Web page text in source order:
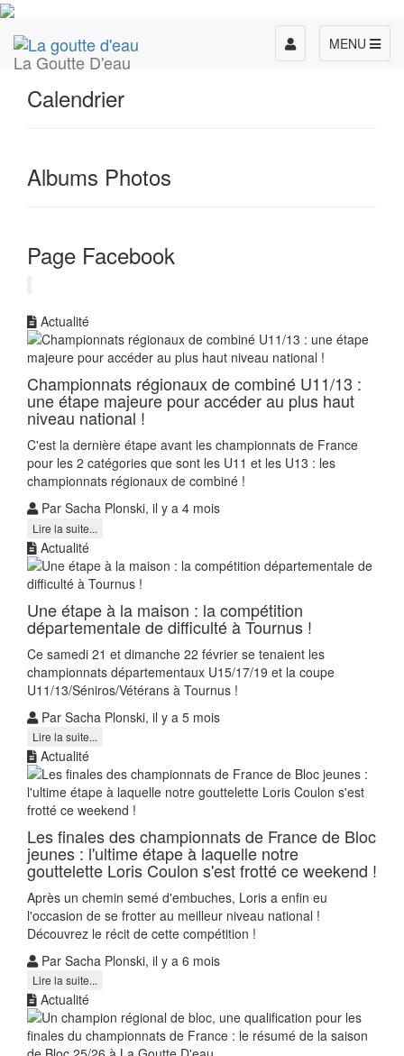
La Goutte D'eau
MENU
Toggle
navigation
Calendrier
Albums Photos
Page Facebook
Actualité
Championnats régionaux de combiné U11/13 :
une étape majeure pour accéder au plus haut
niveau national !
C'est la dernière étape avant les championnats de France
pour les 2 catégories que sont les U11 et les U13 : les
championnats régionaux de combiné !
Par Sacha Plonski, il y a 4 mois
Lire la suite...
Actualité
Une étape à la maison : la compétition
départementale de difficulté à Tournus !
Ce samedi 21 et dimanche 22 février se tenaient les
championnats départementaux U15/17/19 et la coupe
U11/13/Séniros/Vétérans à Tournus !
Par Sacha Plonski, il y a 5 mois
Lire la suite...
Actualité
Les finales des championnats de France de Bloc
jeunes : l'ultime étape à laquelle notre
gouttelette Loris Coulon s'est frotté ce weekend !
Après un chemin semé d'embuches, Loris a enfin eu
l'occasion de se frotter au meilleur niveau national !
Découvrez le récit de cette compétition !
Par Sacha Plonski, il y a 6 mois
Lire la suite...
Actualité